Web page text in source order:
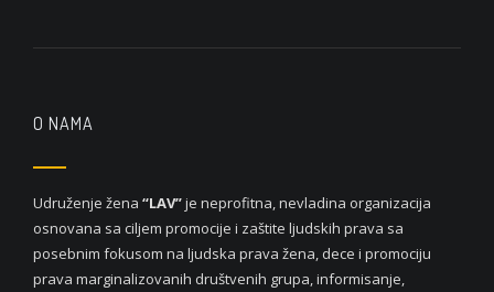
O NAMA
Udruženje žena “LAV”je neprofitna, nevladina organizacija
osnovana sa ciljem promocije i zaštite ljudskih prava sa
posebnim fokusom na ljudska prava žena, dece i promociju
prava marginalizovanih društvenih grupa, informisanje,